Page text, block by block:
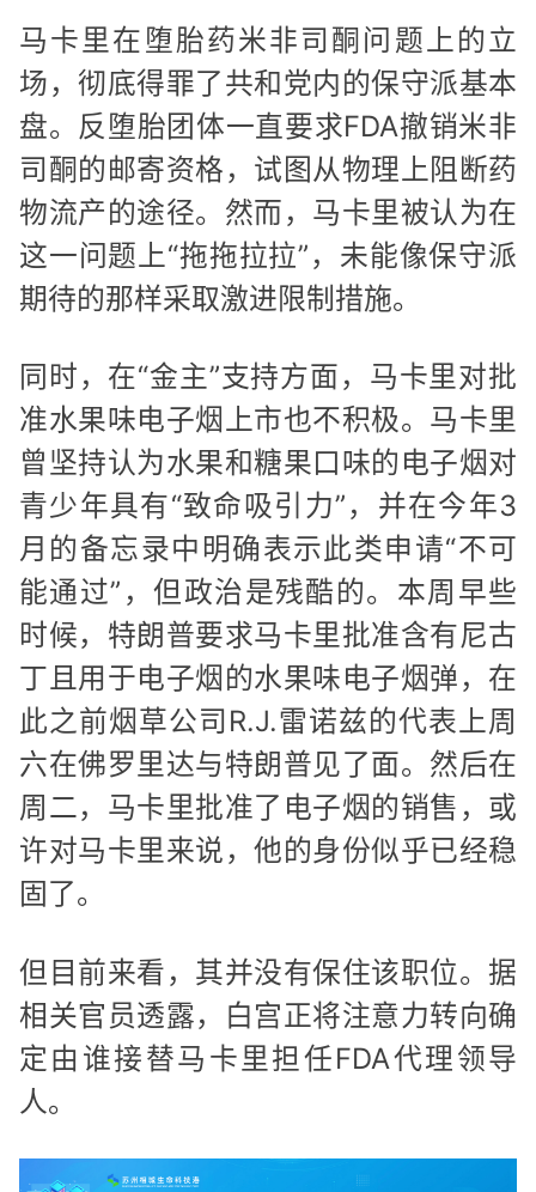
马卡里在堕胎药米非司酮问题上的立
场，彻底得罪了共和党内的保守派基本
盘。反堕胎团体一直要求FDA撤销米非
司酮的邮寄资格，试图从物理上阻断药
物流产的途径。然而，马卡里被认为在
这一问题上“拖拖拉拉”，未能像保守派
期待的那样采取激进限制措施。
同时，在“金主”支持方面，马卡里对批
准水果味电子烟上市也不积极。马卡里
曾坚持认为水果和糖果口味的电子烟对
青少年具有“致命吸引力”，并在今年3
月的备忘录中明确表示此类申请“不可
能通过”，但政治是残酷的。本周早些
时候，特朗普要求马卡里批准含有尼古
丁且用于电子烟的水果味电子烟弹，在
此之前烟草公司R.J.雷诺兹的代表上周
六在佛罗里达与特朗普见了面。然后在
周二，马卡里批准了电子烟的销售，或
许对马卡里来说，他的身份似乎已经稳
固了。
但目前来看，其并没有保住该职位。据
相关官员透露，白宫正将注意力转向确
定由谁接替马卡里担任FDA代理领导
人。